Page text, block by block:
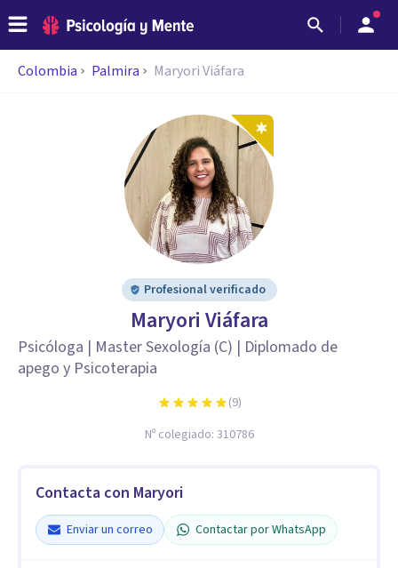
Colombia Palmira Maryori Viáfara
Profesional verificado
Maryori Viáfara
Psicóloga | Master Sexología (C) | Diplomado de
apego y Psicoterapia
(9)
Nº colegiado: 310786
Contacta con Maryori
Enviar un correo Contactar por WhatsApp